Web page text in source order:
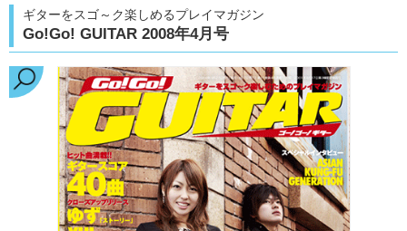
ギターをスゴ～ク楽しめるプレイマガジン
Go!Go! GUITAR 2008年4月号